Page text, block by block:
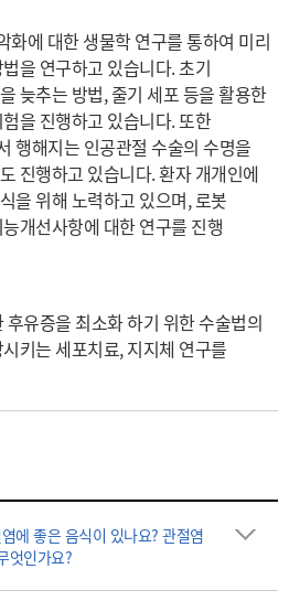
화에 대한 생물학 연구를 통하여 미리
을 연구하고 있습니다. 초기
늦추는 방법, 줄기 세포 등을 활용한
을 진행하고 있습니다. 또한
행해지는 인공관절 수술의 수명을
진행하고 있습니다. 환자 개개인에
을 위해 노력하고 있으며, 로봇
개선사항에 대한 연구를 진행
유증을 최소화 하기 위한 수술법의
키는 세포치료, 지지체 연구를
에 좋은 음식이 있나요? 관절염
엇인가요?